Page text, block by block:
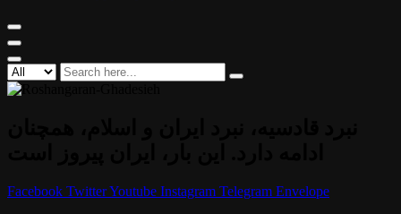
Facebook TwitterYoutube Instagram Telegram Envelope